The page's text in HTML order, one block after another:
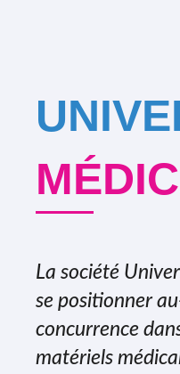
La société
se positionner
concurrence
matériels